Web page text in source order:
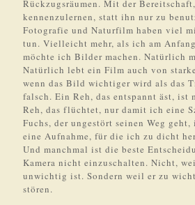
Rückzugsräumen. Mit der
kennenzulernen, statt ihn nur zu
Fotografie und Naturfilm haben viel
tun. Vielleicht mehr, als ich am
möchte ich Bilder machen. Natürlich
Natürlich lebt ein Film auch von
wenn das Bild wichtiger wird als das
falsch. Ein Reh, das entspannt äst, ist
Reh, das flüchtet, nur damit ich eine
Fuchs, der ungestört seinen Weg
eine Aufnahme, für die ich zu dicht
Und manchmal ist die beste
Kamera nicht einzuschalten. Nicht,
unwichtig ist. Sondern weil er zu
stören.